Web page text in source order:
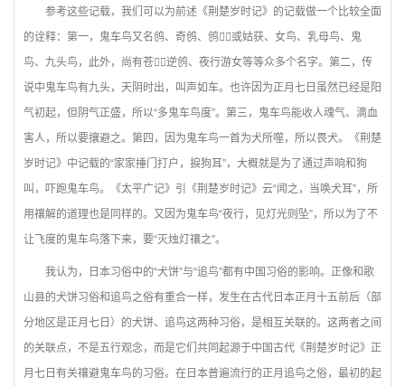
参考这些记载，我们可以为前述《荆楚岁时记》的记载做一个比较全面
的诠释：第一，鬼车鸟又名鸧、奇鸧、鸧，或姑获、女鸟、乳母鸟、鬼
鸟、九头鸟，此外，尚有苍，逆鸧、夜行游女等等众多个名字。第二，传
说中鬼车鸟有九头，天阴时出，叫声如车。也许因为正月七日虽然已经是阳
气初起，但阴气正盛，所以“多鬼车鸟度”。第三，鬼车鸟能收人魂气、滴血
害人，所以要攘避之。第四，因为鬼车鸟一首为犬所噬，所以畏犬。《荆楚
岁时记》中记载的“家家捶门打户，捩狗耳”，大概就是为了通过声响和狗
叫，吓跑鬼车鸟。《太平广记》引《荆楚岁时记》云“闻之，当唤犬耳”，所
用禳解的道理也是同样的。又因为鬼车鸟“夜行，见灯光则坠”，所以为了不
让飞度的鬼车鸟落下来，要“灭烛灯禳之”。
我认为，日本习俗中的“犬饼”与“追鸟”都有中国习俗的影响。正像和歌
山县的犬饼习俗和追鸟之俗有重合一样，发生在古代日本正月十五前后（部
分地区是正月七日）的犬饼、追鸟这两种习俗，是相互关联的。这两者之间
的关联点，不是五行观念，而是它们共同起源于中国古代《荆楚岁时记》正
月七日有关禳避鬼车鸟的习俗。在日本普遍流行的正月追鸟之俗，最初的起